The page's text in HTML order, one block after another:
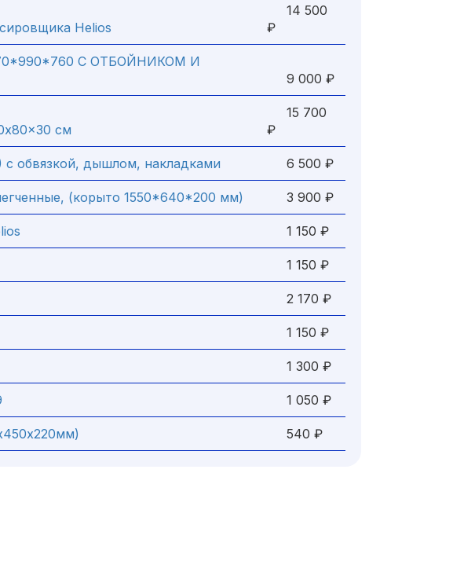
Helios
14 500
₽
С ОТБОЙНИКОМ И
9 000 ₽
см
15 700
₽
обвязкой, дышлом, накладками 6 500 ₽
(корыто 1550*640*200 мм) 3 900 ₽
1 150 ₽
1 150 ₽
2 170 ₽
1 150 ₽
1 300 ₽
1 050 ₽
540 ₽